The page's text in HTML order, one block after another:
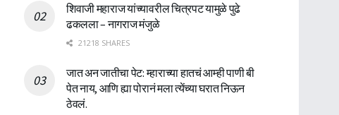
शिवाजी महाराज यांच्यावरील चित्रपट यामुळे पुढे
ढकलला – नागराज मंजुळे
21218 SHARES
जात अन जातीचा पेट: म्हाराच्या हातचं आम्ही पाणी बी
पेत नाय, आणि ह्या पोरानं मला त्येंच्या घरात निऊन
ठेवलं.